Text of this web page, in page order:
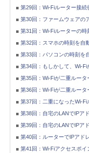
第29回：Wi-Fiルーター接
第30回：ファームウェアの
第31回：Wi-Fiルーターの時
第32回：スマホの時刻を自
第33回：パソコンの時刻を
第34回：もしかして、Wi-
第35回：Wi-Fiが二重ルー
第36回：Wi-Fiが二重ルー
第37回：二重になったWi-Fi
第38回：自宅のLANでIPア
第39回：自宅のLANでIPア
第40回：ルーターでIPアド
第41回：Wi-Fiアクセスポ